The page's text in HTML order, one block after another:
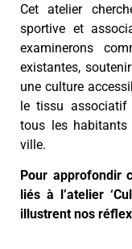
Cet atelier
sportive et
examinerons
existantes,
une culture
le tissu associatif
tous les
ville.
Pour approfondir
liés à l’atelier
illustrent nos